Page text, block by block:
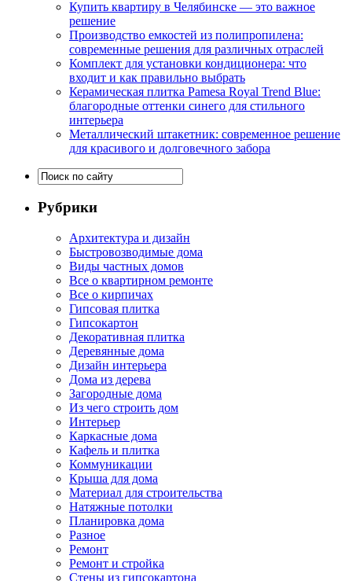
Купить квартиру в Челябинске — это важное
решение
Производство емкостей из полипропилена:
современные решения для различных отраслей
Комплект для установки кондиционера: что
входит и как правильно выбрать
Керамическая плитка Pamesa Royal Trend Blue:
благородные оттенки синего для стильного
интерьера
Металлический штакетник: современное решение
для красивого и долговечного забора
Рубрики
Архитектура и дизайн
Быстровозводимые дома
Виды частных домов
Все о квартирном ремонте
Все о кирпичах
Гипсовая плитка
Гипсокартон
Декоративная плитка
Деревянные дома
Дизайн интерьера
Дома из дерева
Загородные дома
Из чего строить дом
Интерьер
Каркасные дома
Кафель и плитка
Коммуникации
Крыша для дома
Материал для строительства
Натяжные потолки
Планировка дома
Разное
Ремонт
Ремонт и стройка
Стены из гипсокартона